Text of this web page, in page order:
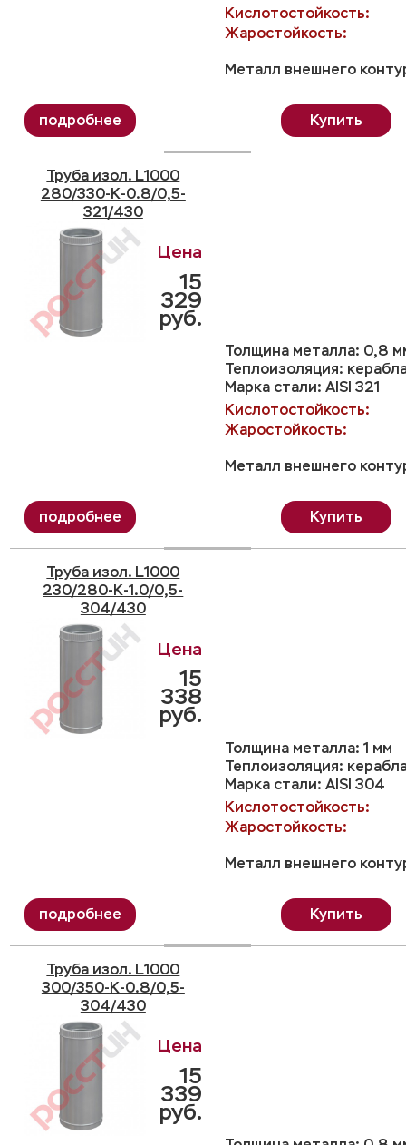
Кислотостойкость:
Жаростойкость:
Металл внешнего
Купить
Труба изол. L1000
280/330-K-0.8/0,5-
321/430
Толщина металла: 0,8
Теплоизоляция:
Марка стали: AISI 321
Кислотостойкость:
Жаростойкость:
Металл внешнего
15
329
руб.
Купить
Труба изол. L1000
230/280-K-1.0/0,5-
304/430
Толщина металла: 1 мм
Теплоизоляция:
Марка стали: AISI 304
Кислотостойкость:
Жаростойкость:
Металл внешнего
15
338
руб.
Купить
Труба изол. L1000
300/350-K-0.8/0,5-
304/430
15
339
руб.